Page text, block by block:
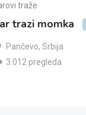
traže
trazi momka
Pančevo, Srbija
3.012 pregleda